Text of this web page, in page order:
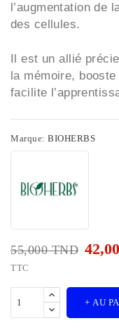
l’augmentation de
des cellules.
Il est un allié
la mémoire,
facilite
Marque: BIOHERBS
55,000 TND
TTC
+ AU